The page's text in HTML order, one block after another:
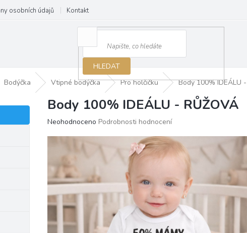
osobních údajů Kontakt
HLEDAT
Bodýčka Vtipné bodýčka Pro holčičku Body 100% IDEÁLU
Body 100% IDEÁLU - RŮŽOVÁ
Průměrné
produktu
5
hvězdiček.
Neohodnoceno Podrobnosti hodnocení